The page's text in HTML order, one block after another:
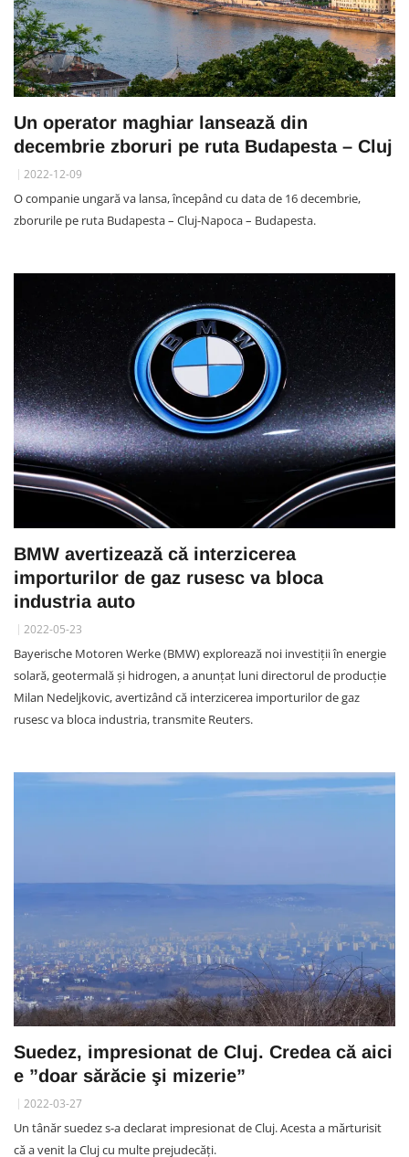
Un operator maghiar lansează din
decembrie zboruri pe ruta Budapesta – Cluj
2022-12-09
O companie ungară va lansa, începând cu data de 16 decembrie,
zborurile pe ruta Budapesta – Cluj-Napoca – Budapesta.
BMW avertizează că interzicerea
importurilor de gaz rusesc va bloca
industria auto
2022-05-23
Bayerische Motoren Werke (BMW) explorează noi investiţii în energie
solară, geotermală şi hidrogen, a anunţat luni directorul de producţie
Milan Nedeljkovic, avertizând că interzicerea importurilor de gaz
rusesc va bloca industria, transmite Reuters.
Suedez, impresionat de Cluj. Credea că aici
e ”doar sărăcie şi mizerie”
2022-03-27
Un tânăr suedez s-a declarat impresionat de Cluj. Acesta a mărturisit
că a venit la Cluj cu multe prejudecăți.